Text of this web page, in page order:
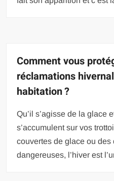
Comment vous
réclamations
habitation ?
Qu’il s’agisse de la glace
s’accumulent sur vos
couvertes de glace ou
dangereuses, l’hiver est